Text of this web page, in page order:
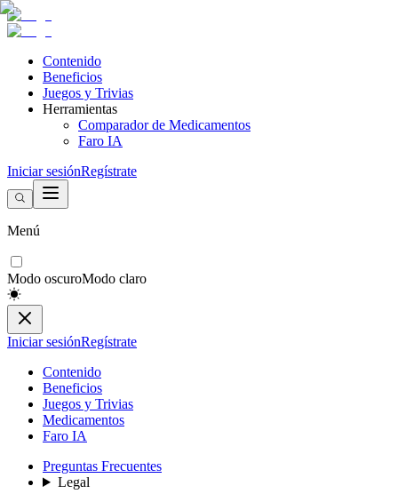
Contenido
Beneficios
Juegos y Trivias
Herramientas
Comparador de Medicamentos
Faro IA
Iniciar sesiónRegístrate
Menú
Modo oscuroModo claro
Iniciar sesiónRegístrate
Contenido
Beneficios
Juegos y Trivias
Medicamentos
Faro IA
Preguntas Frecuentes
Legal